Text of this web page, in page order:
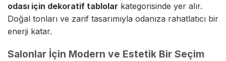
odası için dekoratif tablolar kategorisinde yer alır.
Doğal tonları ve zarif tasarımıyla odanıza rahatlatıcı bir
enerji katar.
Salonlar İçin Modern ve Estetik Bir Seçim